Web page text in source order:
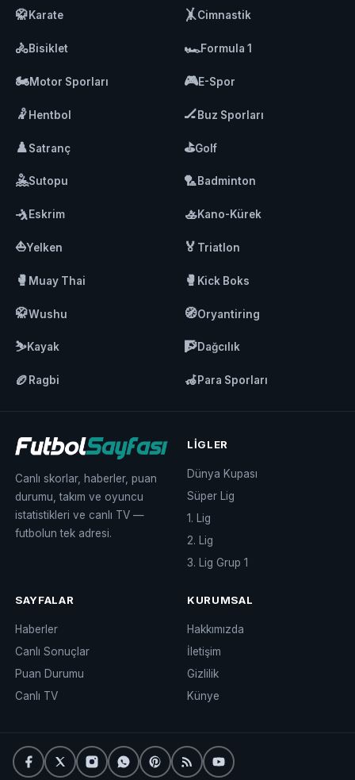
🥋Karate 🤸Cimnastik
🚴Bisiklet 🏎️Formula 1
🏍️Motor Sporları 🎮E-Spor
🤾 Hentbol 🏒Buz Sporları
♟️Satranç ⛳Golf
🤽Sutopu 🏸Badminton
🤺Eskrim 🚣Kano-Kürek
⛵Yelken 🏅 Triatlon
🥊 Muay Thai 🥊 Kick Boks
🥋Wushu 🧭Oryantiring
⛷️Kayak 🧗Dağcılık
🏉 Ragbi 🦽Para Sporları
Canlı skorlar, haberler, puan
durumu, takım ve oyuncu
istatistikleri ve canlı TV —
futbolun tek adresi.
LIGLER
Dünya Kupası
Süper Lig
1. Lig
2. Lig
3. Lig Grup 1
SAYFALAR
Haberler
Canlı Sonuçlar
Puan Durumu
Canlı TV
KURUMSAL
Hakkımızda
İletişim
Gizlilik
Künye